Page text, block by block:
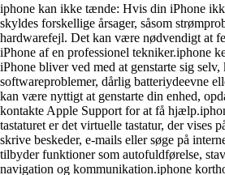
iphone kan ikke tænde: Hvis din iPhone
skyldes forskellige årsager, såsom
hardwarefejl. Det kan være nødvendigt at
iPhone af en professionel tekniker.iphone
iPhone bliver ved med at genstarte sig
softwareproblemer, dårlig batteriydeevne
kan være nyttigt at genstarte din enhed,
kontakte Apple Support for at få
tastaturet er det virtuelle tastatur, der vises
skrive beskeder, e-mails eller søge på
tilbyder funktioner som autofuldførelse,
navigation og kommunikation.iphone